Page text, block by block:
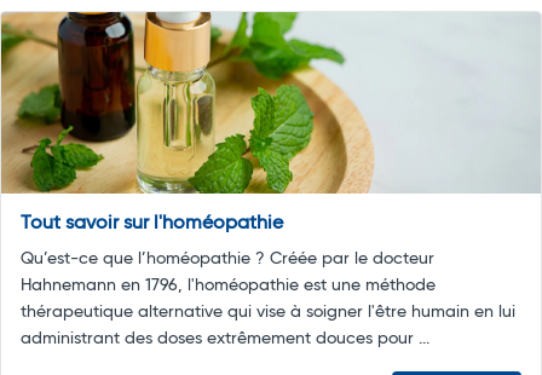
Tout savoir sur l'homéopathie
Qu’est-ce que l’homéopathie ? Créée par le docteur
Hahnemann en 1796, l'homéopathie est une méthode
thérapeutique alternative qui vise à soigner l'être humain en lui
administrant des doses extrêmement douces pour ...